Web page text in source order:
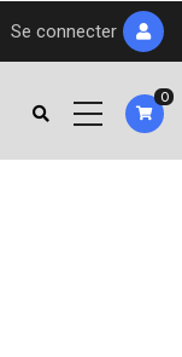
Se connecter
0